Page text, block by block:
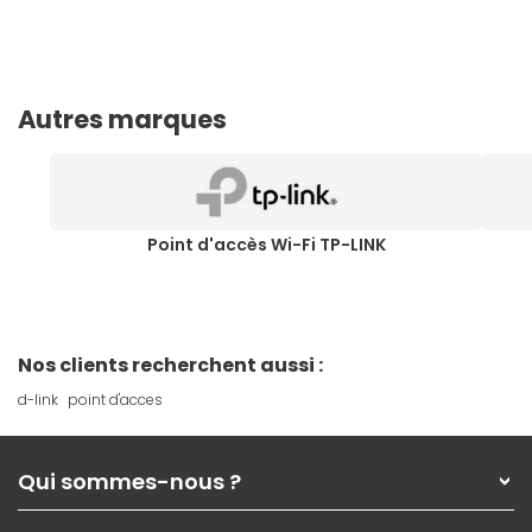
Autres marques
Point d'accès Wi-Fi TP-LINK
Nos clients recherchent aussi :
d-link point d'acces
Qui sommes-nous ?